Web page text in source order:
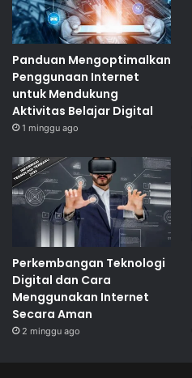
Panduan Mengoptimalkan
Penggunaan Internet
untuk Mendukung
Aktivitas Belajar Digital
1 minggu ago
Perkembangan Teknologi
Digital dan Cara
Menggunakan Internet
Secara Aman
2 minggu ago